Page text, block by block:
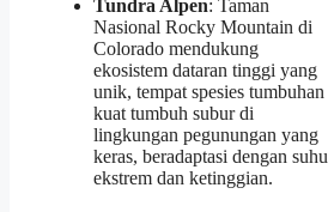
Tundra Alpen: Taman
Nasional Rocky Mountain di
Colorado mendukung
ekosistem dataran tinggi yang
unik, tempat spesies tumbuhan
kuat tumbuh subur di
lingkungan pegunungan yang
keras, beradaptasi dengan suhu
ekstrem dan ketinggian.